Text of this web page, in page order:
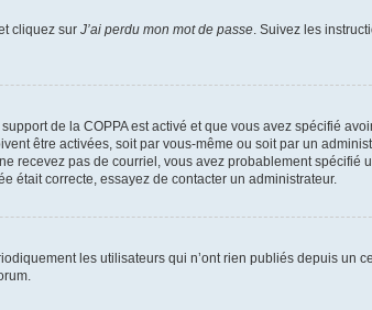
cliquez sur J’ai perdu mon mot de passe. Suivez les
de la COPPA est activé et que vous avez spécifié
être activées, soit par vous-même ou soit par un
recevez pas de courriel, vous avez probablement spécifié
était correcte, essayez de contacter un administrateur.
les utilisateurs qui n’ont rien publiés depuis un